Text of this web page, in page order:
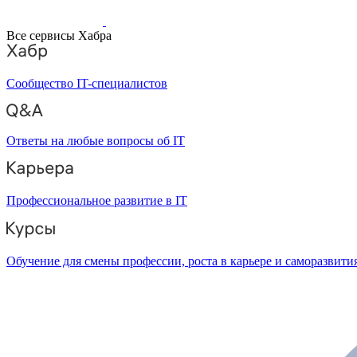
Все сервисы Хабра
Сообщество IT-специалистов
Ответы на любые вопросы об IT
Профессиональное развитие в IT
Обучение для смены профессии, роста в карьере и